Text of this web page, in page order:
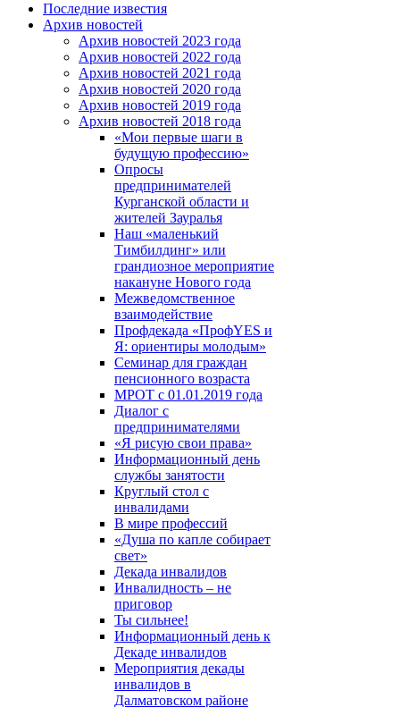
Последние известия
Архив новостей
Архив новостей 2023 года
Архив новостей 2022 года
Архив новостей 2021 года
Архив новостей 2020 года
Архив новостей 2019 года
Архив новостей 2018 года
«Мои первые шаги в
будущую профессию»
Опросы
предпринимателей
Курганской области и
жителей Зауралья
Наш «маленький
Тимбилдинг» или
грандиозное мероприятие
накануне Нового года
Межведомственное
взаимодействие
Профдекада «ПрофYES и
Я: ориентиры молодым»
Семинар для граждан
пенсионного возраста
МРОТ с 01.01.2019 года
Диалог с
предпринимателями
«Я рисую свои права»
Информационный день
службы занятости
Круглый стол с
инвалидами
В мире профессий
«Душа по капле собирает
свет»
Декада инвалидов
Инвалидность – не
приговор
Ты сильнее!
Информационный день к
Декаде инвалидов
Мероприятия декады
инвалидов в
Далматовском районе